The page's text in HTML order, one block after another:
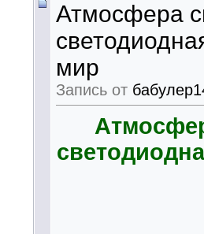
Атмосфера
мир
Запись от